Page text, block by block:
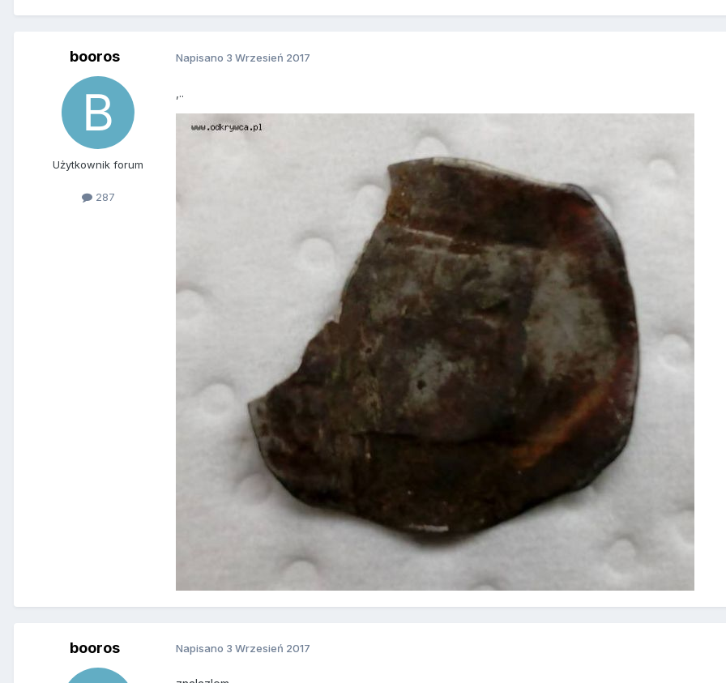
booros
Użytkownik forum
287
Napisano 3 Wrzesień 2017
,..
booros Napisano 3 Wrzesień 2017